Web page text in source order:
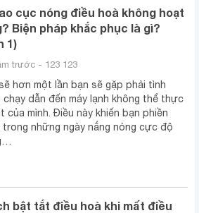
cục nóng điều hoà không hoạt
Biện pháp khắc phục là gì?
1)
trước - 123 123
hơn một lần bạn sẽ gặp phải tình
chạy dẫn đến máy lạnh không thể thực
của mình. Điều này khiến bạn phiền
những ngày nắng nóng cực độ
bật tắt điều hoà khi mất điều